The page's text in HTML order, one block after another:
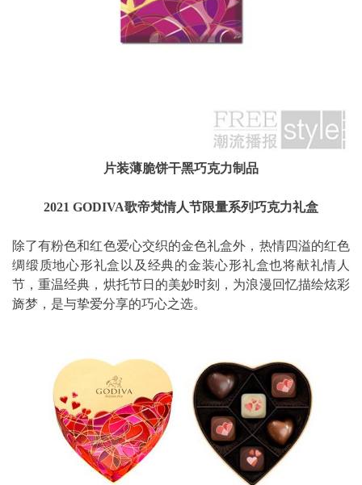
片装薄脆饼干黑巧克力制品
2021 GODIVA歌帝梵情人节限量系列巧克力礼盒
除了有粉色和红色爱心交织的金色礼盒外，热情四溢的红色
绸缎质地心形礼盒以及经典的金装心形礼盒也将献礼情人
节，重温经典，烘托节日的美妙时刻，为浪漫回忆描绘炫彩
旖梦，是与挚爱分享的巧心之选。